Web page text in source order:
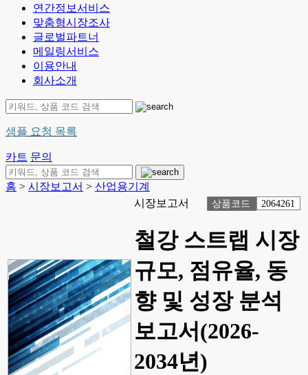
연간정보서비스
맞춤형시장조사
글로벌파트너
메일링서비스
이용안내
회사소개
샘플 요청 목록
카트 문의
홈 > 시장보고서 > 산업용기계
시장보고서
상품코드 2064261
철강 스트랩 시장
규모, 점유율, 동
향 및 성장 분석
보고서(2026-
2034년)